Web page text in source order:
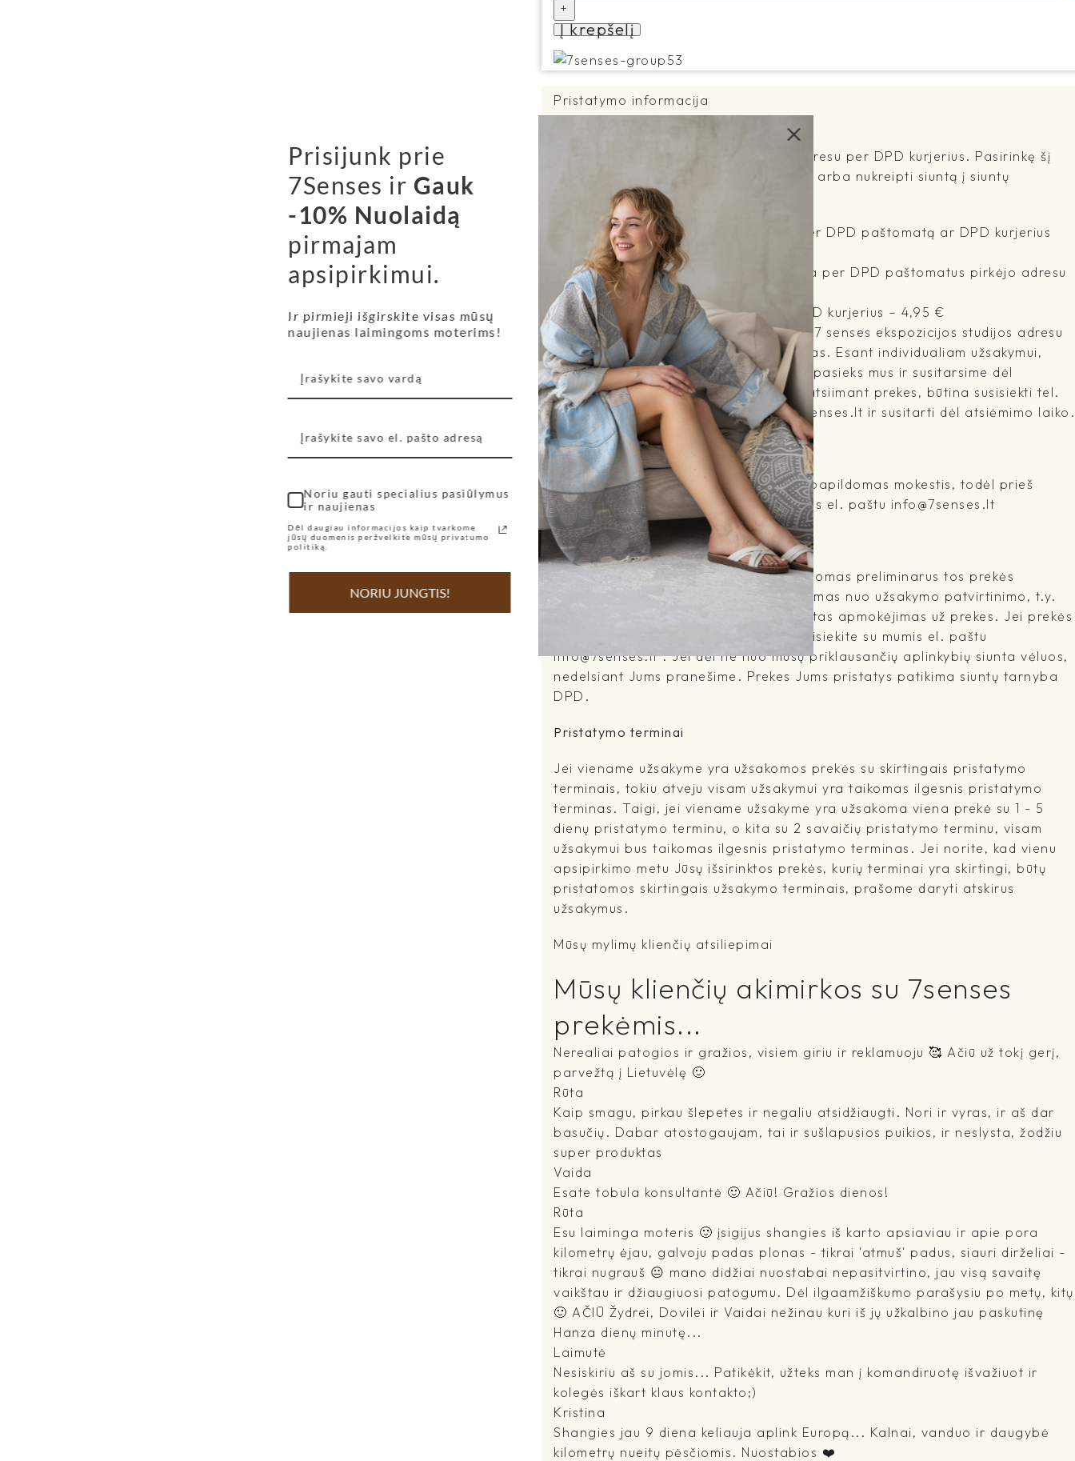
Į krepšelį
Pristatymo informacija
Pristatymo būdai:
1. Siuntų pristatymas Jūsų nurodytu adresu per DPD kurjerius. Pasirinkę šį
būdą galėsite atsiimti prekes namuose arba nukreipti siuntą į siuntų
terminalą ar DPD atsiėmimo tašką.
siuntoms virš 50 eurų - pristatymas per DPD paštomatą ar DPD kurjerius
nemokamas!
siuntoms iki 50 eurų - pristatymo kaina per DPD paštomatus pirkėjo adresu
3,63 €
visoms siuntoms – pristatymas per DPD kurjerius – 4,95 €
2. Nemokamai galite atsiimti prekes iš 7 senses ekspozicijos studijos adresu
Juozapavičiaus pr. 21 LT 45256, Kaunas. Esant individualiam užsakymui,
informuosime Jus, kai Jūsų užsakymas pasieks mus ir susitarsime dėl
atsiėmimo laiko. Kitais atvejais prieš atsiimant prekes, būtina susisiekti tel.
+37069998012 arba el.paštu info@7senses.lt ir susitarti dėl atsiėmimo laiko.
3. Pristatymas į Neringą:
Prekių pristatymui į Neringą taikomas papildomas mokestis, todėl prieš
pateikdami užsakymą susiekite su mumis el. paštu info@7senses.lt
Koks pristatymo laikas?
Kiekvienos prekės aprašyme yra nurodomas preliminarus tos prekės
pristatymo laikotarpis, kuris skaičiuojamas nuo užsakymo patvirtinimo, t.y.
kai užsakymas patikrinamas ir yra gautas apmokėjimas už prekes. Jei prekės
pristatymo terminas Jums netinka, susisiekite su mumis el. paštu
info@7senses.lt . Jei dėl ne nuo mūsų priklausančių aplinkybių siunta vėluos,
nedelsiant Jums pranešime. Prekes Jums pristatys patikima siuntų tarnyba
DPD.
Pristatymo terminai
Jei viename užsakyme yra užsakomos prekės su skirtingais pristatymo
terminais, tokiu atveju visam užsakymui yra taikomas ilgesnis pristatymo
terminas. Taigi, jei viename užsakyme yra užsakoma viena prekė su 1 - 5
dienų pristatymo terminu, o kita su 2 savaičių pristatymo terminu, visam
užsakymui bus taikomas ilgesnis pristatymo terminas. Jei norite, kad vienu
apsipirkimo metu Jūsų išsirinktos prekės, kurių terminai yra skirtingi, būtų
pristatomos skirtingais užsakymo terminais, prašome daryti atskirus
užsakymus.
Mūsų mylimų klienčių atsiliepimai
Mūsų klienčių akimirkos su 7senses
prekėmis...
Nerealiai patogios ir gražios, visiem giriu ir reklamuoju 🥰 Ačiū už tokį gerį,
parvežtą į Lietuvėlę 🙂
Rūta
Kaip smagu, pirkau šlepetes ir negaliu atsidžiaugti. Nori ir vyras, ir aš dar
basučių. Dabar atostogaujam, tai ir sušlapusios puikios, ir neslysta, žodžiu
super produktas
Vaida
Esate tobula konsultantė 🙂 Ačiū! Gražios dienos!
Rūta
Esu laiminga moteris 🙂 įsigijus shangies iš karto apsiaviau ir apie pora
kilometrų ėjau, galvoju padas plonas - tikrai 'atmuš' padus, siauri dirželiai -
tikrai nugrauš 😐 mano didžiai nuostabai nepasitvirtino, jau visą savaitę
vaikštau ir džiaugiuosi patogumu. Dėl ilgaamžiškumo parašysiu po metų, kitų
🙂 AČIŪ Žydrei, Dovilei ir Vaidai nežinau kuri iš jų užkalbino jau paskutinę
Hanza dienų minutę...
Laimutė
Nesiskiriu aš su jomis... Patikėkit, užteks man į komandiruotę išvažiuot ir
kolegės iškart klaus kontakto;)
Kristina
Shangies jau 9 diena keliauja aplink Europą... Kalnai, vanduo ir daugybė
kilometrų nueitų pėsčiomis. Nuostabios ❤️
Prisijunk prie
7Senses ir Gauk
-10% Nuolaidą
pirmajam
apsipirkimui.
Ir pirmieji išgirskite visas mūsų
naujienas laimingoms moterims!
Noriu gauti specialius pasiūlymus
ir naujienas
Dėl daugiau informacijos kaip tvarkome
jūsų duomenis peržvelkite mūsų privatumo
politiką.
NORIU JUNGTIS!